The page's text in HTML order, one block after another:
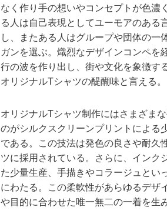
なく作り手の想いやコンセプトが色濃
る人は自己表現としてユーモアのある
し、またある人はグループや団体の一
ガンを選ぶ。熾烈なデザインコンペを
行の波を作り出し、街や文化を象徴す
オリジナルTシャツの醍醐味と言える。
オリジナルTシャツ制作にはさまざま
のがシルクスクリーンプリントによる
である。この技法は発色の良さや耐久
ツに採用されている。さらに、インク
た少量生産、手描きやコラージュとい
にわたる。この柔軟性があらゆるデザ
や目的に合わせた唯一無二の一着を生